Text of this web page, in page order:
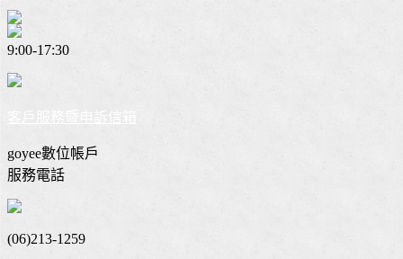
9:00-17:30
客戶服務暨申訴信箱
goyee數位帳戶
服務電話
(06)213-1259